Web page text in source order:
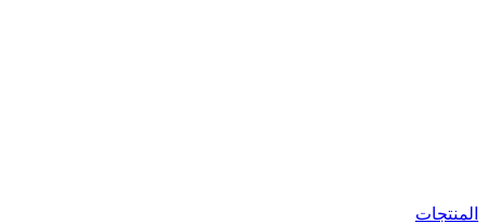
المنتجات